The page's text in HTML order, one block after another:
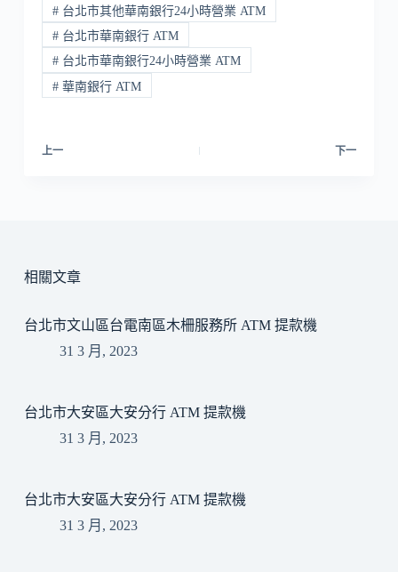
#台北市其他華南銀行24小時營業 ATM
#台北市華南銀行 ATM
#台北市華南銀行24小時營業 ATM
#華南銀行 ATM
上一 下一
相關文章
台北市文山區台電南區木柵服務所 ATM 提款機
31 3 月, 2023
台北市大安區大安分行 ATM 提款機
31 3 月, 2023
台北市大安區大安分行 ATM 提款機
31 3 月, 2023